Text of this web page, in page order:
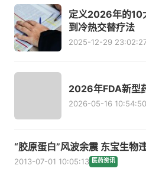
定义2026年的10
到冷热交替疗法
2025-12-29
2026年FDA新型
2026-05-16 10:54:50
“胶原蛋白”风波余震 东宝生物
2013-07-01 10:05:13 医药资讯